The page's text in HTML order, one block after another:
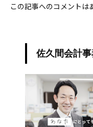
この記事へのコメントは
佐久間会計